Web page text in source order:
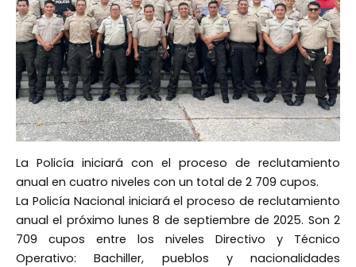
La Policía iniciará con el proceso de reclutamiento
anual en cuatro niveles con un total de 2 709 cupos.
La Policía Nacional iniciará el proceso de reclutamiento
anual el próximo lunes 8 de septiembre de 2025. Son 2
709 cupos entre los niveles Directivo y Técnico
Operativo: Bachiller, pueblos y nacionalidades